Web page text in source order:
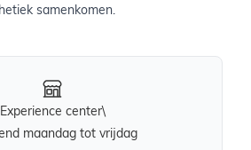
samenkomen.
Experience center\
maandag tot vrijdag